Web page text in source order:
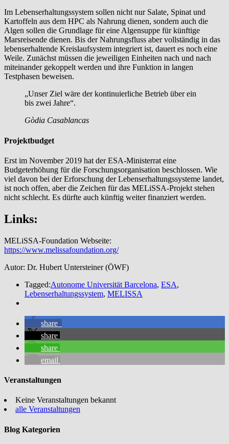
Im Lebenserhaltungssystem sollen nicht nur Salate, Spinat und
Kartoffeln aus dem HPC als Nahrung dienen, sondern auch die
Algen sollen die Grundlage für eine Algensuppe für künftige
Marsreisende dienen. Bis der Nahrungsfluss aber vollständig in das
lebenserhaltende Kreislaufsystem integriert ist, dauert es noch eine
Weile. Zunächst müssen die jeweiligen Einheiten nach und nach
miteinander gekoppelt werden und ihre Funktion in langen
Testphasen beweisen.
„Unser Ziel wäre der kontinuierliche Betrieb über ein
bis zwei Jahre“.
Gòdia Casablancas
Projektbudget
Erst im November 2019 hat der ESA-Ministerrat eine
Budgeterhöhung für die Forschungsorganisation beschlossen. Wie
viel davon bei der Erforschung der Lebenserhaltungssysteme landet,
ist noch offen, aber die Zeichen für das MELiSSA-Projekt stehen
nicht schlecht. Es dürfte auch künftig weiter finanziert werden.
Links:
MELiSSA-Foundation Webseite:
https://www.melissafoundation.org/
Autor: Dr. Hubert Untersteiner (ÖWF)
Tagged:Autonome Universität Barcelona, ESA,
Lebenserhaltungssystem, MELISSA
share
share
share
email
Veranstaltungen
Keine Veranstaltungen bekannt
alle Veranstaltungen
Blog Kategorien